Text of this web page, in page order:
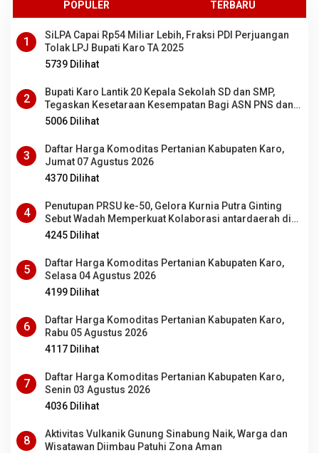
POPULER TERBARU
1
SiLPA Capai Rp54 Miliar Lebih, Fraksi PDI Perjuangan
Tolak LPJ Bupati Karo TA 2025
5739 Dilihat
2
Bupati Karo Lantik 20 Kepala Sekolah SD dan SMP,
Tegaskan Kesetaraan Kesempatan Bagi ASN PNS dan
PPPK
5006 Dilihat
3
Daftar Harga Komoditas Pertanian Kabupaten Karo,
Jumat 07 Agustus 2026
4370 Dilihat
4
Penutupan PRSU ke-50, Gelora Kurnia Putra Ginting
Sebut Wadah Memperkuat Kolaborasi antardaerah di
Sumut
4245 Dilihat
5
Daftar Harga Komoditas Pertanian Kabupaten Karo,
Selasa 04 Agustus 2026
4199 Dilihat
6
Daftar Harga Komoditas Pertanian Kabupaten Karo,
Rabu 05 Agustus 2026
4117 Dilihat
7
Daftar Harga Komoditas Pertanian Kabupaten Karo,
Senin 03 Agustus 2026
4036 Dilihat
8
Aktivitas Vulkanik Gunung Sinabung Naik, Warga dan
Wisatawan Diimbau Patuhi Zona Aman